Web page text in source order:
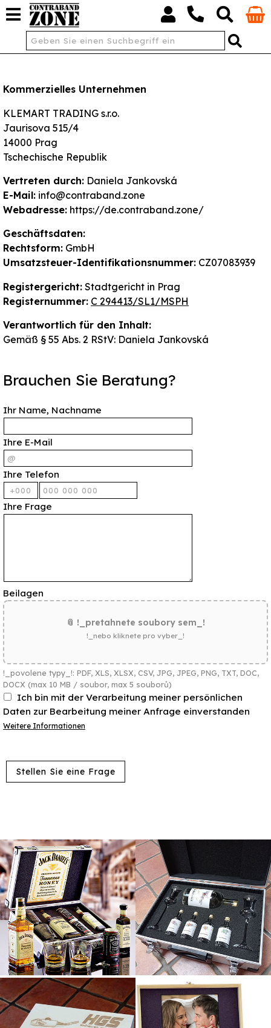
Kommerzielles Unternehmen
KLEMART TRADING s.r.o.
Jaurisova 515/4
14000 Prag
Tschechische Republik
Vertreten durch: Daniela Jankovská
E-Mail: info@contraband.zone
Webadresse: https://de.contraband.zone/
Geschäftsdaten:
Rechtsform: GmbH
Umsatzsteuer-Identifikationsnummer: CZ07083939
Registergericht: Stadtgericht in Prag
Registernummer: C 294413/SL1/MSPH
Verantwortlich für den Inhalt:
Gemäß § 55 Abs. 2 RStV: Daniela Jankovská
Brauchen Sie Beratung?
Ihr Name, Nachname
Ihre E-Mail
Ihre Telefon
Ihre Frage
Beilagen
📎 !_pretahnete soubory sem_!
!_nebo kliknete pro vyber_!
!_povolene typy_!: PDF, XLS, XLSX, CSV, JPG, JPEG, PNG, TXT, DOC,
DOCX (max 10 MB / soubor, max 5 souborů)
Ich bin mit der Verarbeitung meiner persönlichen
Daten zur Bearbeitung meiner Anfrage einverstanden
Weitere Informationen